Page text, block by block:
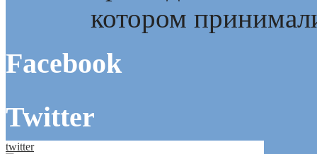
котором
Facebook
Twitter
twitter